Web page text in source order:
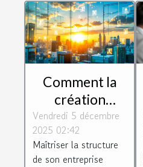
Comment la
création
holding peut
dynamiser
votre stratégie
Vendredi 5 décembre
2025 02:42
Maîtriser la structure
de son entreprise